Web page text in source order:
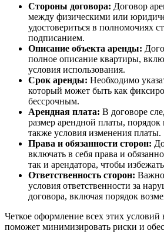
Стороны договора: Договор
между физическими или
удостовериться в полномочиях
подписанием.
Описание объекта аренды:
полное описание квартиры,
условия использования.
Срок аренды: Необходимо
который может быть как
бессрочным.
Арендная плата: В договоре
размер арендной платы, порядок
также условия изменения платы.
Права и обязанности сторон:
включать в себя права и
так и арендатора, чтобы
Ответственность сторон: Важно
условия ответственности за
договора, включая порядок
Четкое оформление всех этих условий
поможет минимизировать риски и